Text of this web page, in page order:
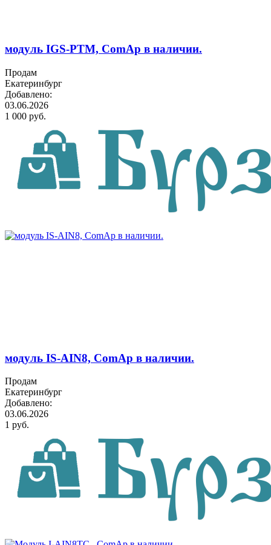
модуль IGS-PTM, ComAp в наличии.
Продам
Екатеринбург
Добавлено:
03.06.2026
1 000 руб.
модуль IS-AIN8, ComAp в наличии.
Продам
Екатеринбург
Добавлено:
03.06.2026
1 руб.